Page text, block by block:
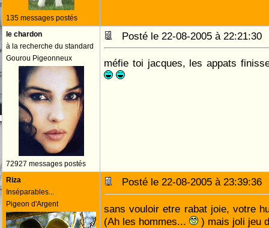
135 messages postés
le chardon
à la recherche du standard
Gourou Pigeonneux
72927 messages postés
Posté le 22-08-2005 à
méfie toi jacques, les appats
Riza
Inséparables...
Pigeon d'Argent
Posté le 22-08-2005 à
sans vouloir etre rabat joie, votre
(Ah les hommes...
) mais joli jeu